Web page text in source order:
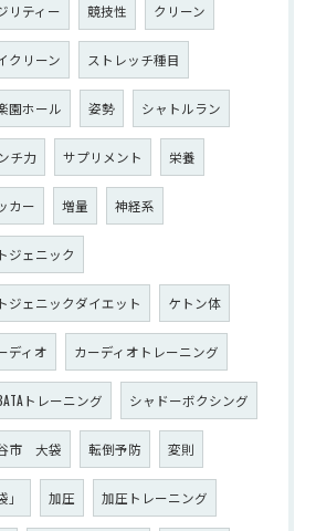
リティー 競技性 クリーン
クリーン ストレッチ種目
園ホール 姿勢 シャトルラン
チ力 サプリメント 栄養
カー 増量 神経系
ジェニック
ジェニックダイエット ケトン体
ディオ カーディオトレーニング
トレーニング シャドーボクシング
市 大袋 転倒予防 変則
」 加圧 加圧トレーニング